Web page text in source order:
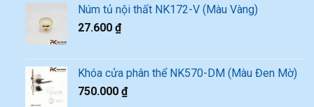
Núm tủ nội thất NK172-V (Màu Vàng)
27.600 ₫
Khóa cửa phân thể NK570-DM (Màu Đen Mờ)
750.000 ₫